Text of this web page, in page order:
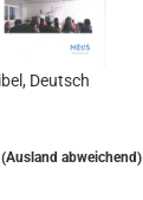
Deutsch
(Ausland abweichend)